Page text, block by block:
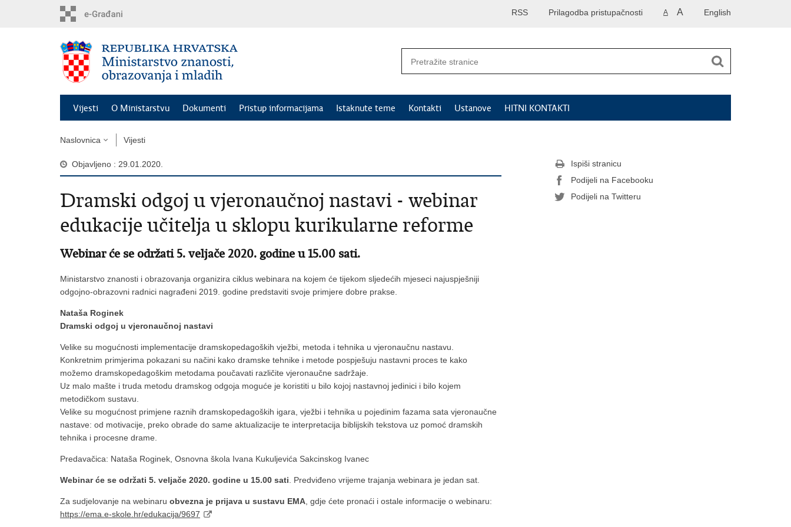
English
A A
Prilagodba pristupačnosti
RSS
Vijesti O Ministarstvu Dokumenti Pristup informacijama Istaknute teme Kontakti Ustanove HITNI KONTAKTI
Naslovnica Vijesti
Objavljeno : 29.01.2020.
Dramski odgoj u vjeronaučnoj nastavi - webinar
edukacije učitelja u sklopu kurikularne reforme
Webinar će se održati 5. veljače 2020. godine u 15.00 sati.
Ministarstvo znanosti i obrazovanja organizira ciklus webinara na kojem će tijekom sljedećih mjeseci najuspješniji
odgojno-obrazovni radnici nagrađeni 2019. godine predstaviti svoje primjere dobre prakse.
Nataša Roginek
Dramski odgoj u vjeronaučnoj nastavi
Velike su mogućnosti implementacije dramskopedagoških vježbi, metoda i tehnika u vjeronaučnu nastavu.
Konkretnim primjerima pokazani su načini kako dramske tehnike i metode pospješuju nastavni proces te kako
možemo dramskopedagoškim metodama poučavati različite vjeronaučne sadržaje.
Uz malo mašte i truda metodu dramskog odgoja moguće je koristiti u bilo kojoj nastavnoj jedinici i bilo kojem
metodičkom sustavu.
Velike su mogućnost primjene raznih dramskopedagoških igara, vježbi i tehnika u pojedinim fazama sata vjeronaučne
nastave: od motivacije, preko obrade do same aktualizacije te interpretacija biblijskih tekstova uz pomoć dramskih
tehnika i procesne drame.
Predavačica: Nataša Roginek, Osnovna škola Ivana Kukuljevića Sakcinskog Ivanec
Webinar će se održati 5. veljače 2020. godine u 15.00 sati . Predviđeno vrijeme trajanja webinara je jedan sat.
Za sudjelovanje na webinaru obvezna je prijava u sustavu EMA , gdje ćete pronaći i ostale informacije o webinaru:
https://ema.e-skole.hr/edukacija/9697
Ispiši stranicu
Podijeli na Facebooku
Podijeli na Twitteru